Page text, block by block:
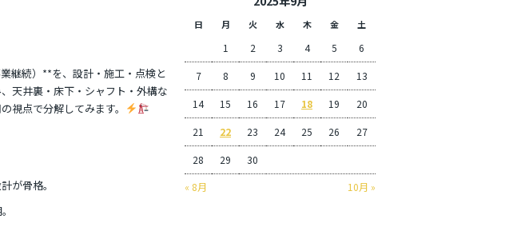
継続）**を、設計・施工・点検と
天井裏・床下・シャフト・外構な
視点で分解してみます。
が骨格。
日 月 火 水 木 金 土
« 8月 10月 »
1 2 3 4 5 6
7 8 9 10 11 12 13
14 15 16 17 18 19 20
21 22 23 24 25 26 27
28 29 30